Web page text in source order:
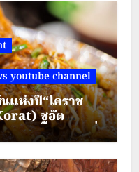
youtube channel
แห่งปี“โคราช
ชูอัต
องย่าโม “ผัดหมี่
20 ส.ค. 69 ลาน